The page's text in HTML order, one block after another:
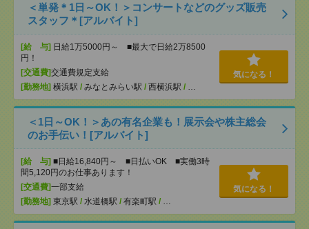
＜単発＊1日～OK！＞コンサートなどのグッズ販売
スタッフ＊[アルバイト]
[給 与] 日給1万5000円～ ■最大で日給2万8500
円！
[交通費]交通費規定支給
[勤務地] 横浜駅 / みなとみらい駅 / 西横浜駅 /
気になる！
＜1日～OK！＞あの有名企業も！展示会や株主総会
のお手伝い！[アルバイト]
[給 与] ■日給16,840円～ ■日払いOK ■実働3時
間5,120円のお仕事あります！
[交通費]一部支給
[勤務地] 東京駅 / 水道橋駅 / 有楽町駅 /
気になる！